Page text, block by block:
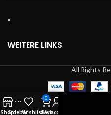
WEITERE LINKS
All Rights
ShopSidebarWishlist
0
Cart
My account